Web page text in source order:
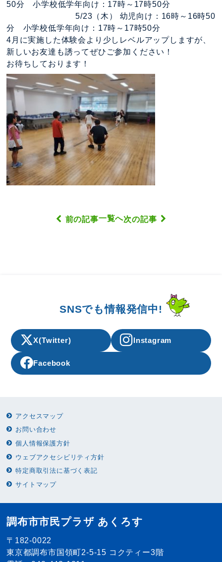
50分 小学校低学年向け：17時～17時50分
5/23（木） 幼児向け：16時～16時50
分 小学校低学年向け：17時～17時50分
4月に実施した体験会より少しレベルアップしますが、
新しいお友達も誘ってぜひご参加ください！
お待ちしております！
前の記事一覧へ次の記事
SNSでも情報発信中!
X(Twitter) Instagram
Facebook
アクセスマップ
お問い合わせ
個人情報保護方針
ウェブアクセシビリティ方針
特定商取引法に基づく表記
サイトマップ
調布市市民プラザ あくろす
〒182-0022
東京都調布市国領町2-5-15 コクティー3階